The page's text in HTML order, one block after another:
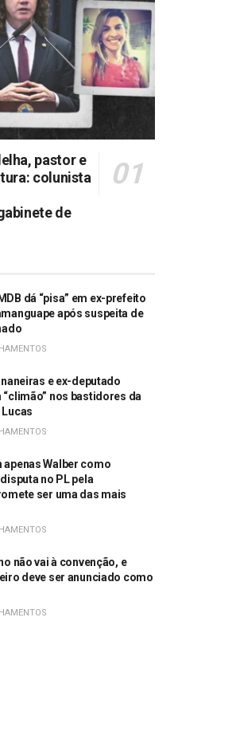
pastor e
colunista
de
dá “pisa” em ex-prefeito
após suspeita de
e ex-deputado
nos bastidores da
apenas Walber como
no PL pela
ser uma das mais
não vai à convenção, e
deve ser anunciado como